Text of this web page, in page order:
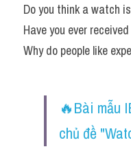
Do you think a watch
Have you ever
Why do people like
🔥Bài mẫu
chủ đề